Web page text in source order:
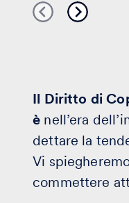
Il Diritto di
è nell’era
dettare la
Vi
commettere